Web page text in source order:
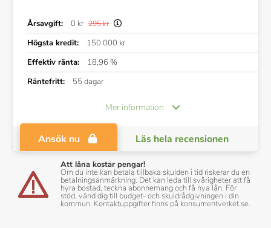
Årsavgift: 0 kr 295 kr
Högsta kredit:
150 000 kr
Effektiv ränta:
18,96 %
Räntefritt:
55 dagar
Mer information
Ansök nu Läs hela recensionen
Att låna kostar pengar!
Om du inte kan betala tillbaka skulden i tid riskerar du en
betalningsanmärkning. Det kan leda till svårigheter att få
hyra bostad, teckna abonnemang och få nya lån. För
stöd, vänd dig till budget- och skuldrådgivningen i din
kommun. Kontaktuppgifter finns på konsumentverket.se.